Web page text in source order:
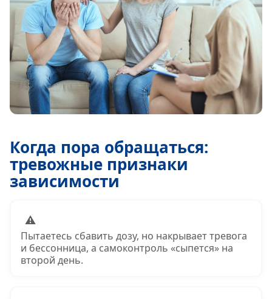
Когда пора обращаться:
тревожные признаки
зависимости
⚠
Пытаетесь сбавить дозу, но накрывает тревога
и бессонница, а самоконтроль «сыпется» на
второй день.